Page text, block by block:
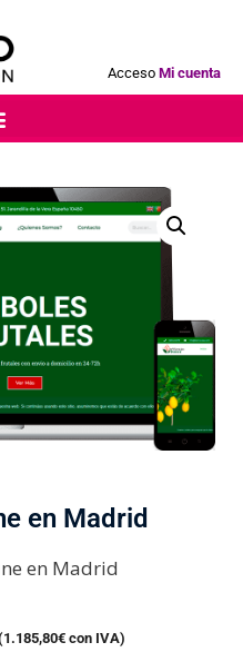
Acceso Mi cuenta
en Madrid
en Madrid
1.185,80€ con IVA)